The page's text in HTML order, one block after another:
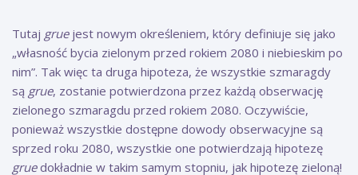
Tutaj gruejest nowym określeniem, który definiuje się jako
„własność bycia zielonym przed rokiem 2080 i niebieskim po
nim”. Tak więc ta druga hipoteza, że wszystkie szmaragdy
są grue, zostanie potwierdzona przez każdą obserwację
zielonego szmaragdu przed rokiem 2080. Oczywiście,
ponieważ wszystkie dostępne dowody obserwacyjne są
sprzed roku 2080, wszystkie one potwierdzają hipotezę
gruedokładnie w takim samym stopniu, jak hipotezę zieloną!